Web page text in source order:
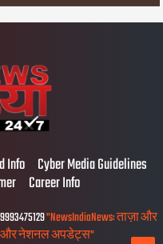
Info Cyber Media Guidelines
Career Info
"NewsIndiaNews: ताज़ा और
और नेशनल अपडेट्स"